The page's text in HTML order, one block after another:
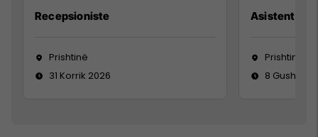
Recepsioniste
Prishtinë
31 Korrik 2026
Asistente e
Prishtinë
8 Gusht